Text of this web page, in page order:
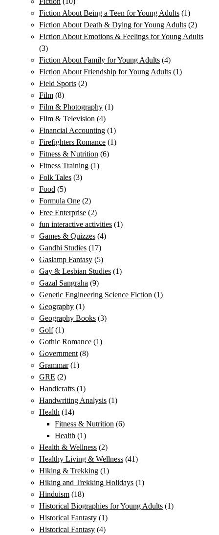
Fiction About Being a Teen for Young Adults (1)
Fiction About Death & Dying for Young Adults (2)
Fiction About Emotions & Feelings for Young Adults
(3)
Fiction About Family for Young Adults (4)
Fiction About Friendship for Young Adults (1)
Field Sports (2)
Film (8)
Film & Photography (1)
Film & Television (4)
Financial Accounting (1)
Firefighters Romance (1)
Fitness & Nutrition (6)
Fitness Training (1)
Folk Tales (3)
Food (5)
Formula One (2)
Free Enterprise (2)
fun interactive activities (1)
Games & Quizzes (4)
Gandhi Studies (17)
Gaslamp Fantasy (5)
Gay & Lesbian Studies (1)
Gazal Sangraha (9)
Genetic Engineering Science Fiction (1)
Geography (1)
Geography Books (3)
Golf (1)
Gothic Romance (1)
Government (8)
Grammar (1)
GRE (2)
Handicrafts (1)
Handwriting Analysis (1)
Health (14)
Fitness & Nutrition (6)
Health (1)
Health & Wellness (2)
Healthy Living & Wellness (41)
Hiking & Trekking (1)
Hiking and Trekking Holidays (1)
Hinduism (18)
Historical Biographies for Young Adults (1)
Historical Fantasty (1)
Historical Fantasy (4)